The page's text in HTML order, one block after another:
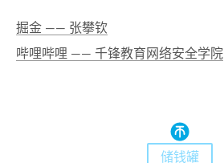
掘金 —— 张攀钦
哔哩哔哩 —— 千锋教育网络安全学院
储钱罐